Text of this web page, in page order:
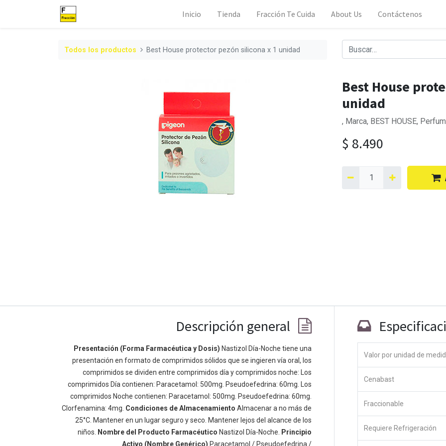
Inicio Tienda Fracción Te Cuida About Us Contáctenos
Todos los productos Best House protector pezón silicona x 1 unidad
Best House
unidad
, Marca, BEST HOUSE,
$ 8.490
Descripción general
Presentación (Forma Farmacéutica y Dosis) Nastizol Día-Noche tiene una
presentación en formato de comprimidos sólidos que se ingieren vía oral, los
comprimidos se dividen entre comprimidos día y comprimidos noche: Los
comprimidos Día contienen: Paracetamol: 500mg. Pseudoefedrina: 60mg. Los
comprimidos Noche contienen: Paracetamol: 500mg. Pseudoefedrina: 60mg.
Clorfenamina: 4mg. Condiciones de Almacenamiento Almacenar a no más de
25°C. Mantener en un lugar seguro y seco. Mantener lejos del alcance de los
niños.
Nombre del Producto Farmacéutico Nastizol Día-Noche.
Principio
Activo (Nombre Genérico) Paracetamol / Pseudoefedrina /
Valor por unidad de
Cenabast
Fraccionable
Requiere Refrigeración
Enlaces de Ínteres
Inicio
Acerca de
Productos
Servicios
Política de privacidad
Acerca de
Somos un equipo de personas apasionadas cuyo objetivo es
mejorar la vida de todos a través de productos disruptivos.
Construimos grandes productos para resolver sus problemas
de negocio. Nuestros productos están diseñados para
pequeñas y medianas empresas dispuestas a optimizar su
rendimiento.